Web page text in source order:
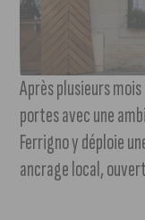
Après plusieurs
portes avec une
Ferrigno y déploie
ancrage local,